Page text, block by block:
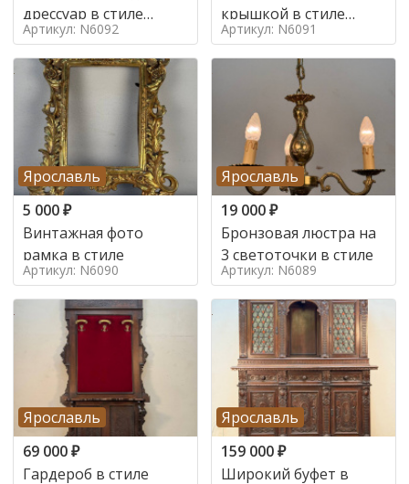
дрессуар в стиле
ренессанс,
Артикул: N6092
крышкой в стиле
Италия,
Артикул: N6091
Ярославль
5 000₽
Винтажная фото
рамка в стиле
Артикул: N6090
Ярославль
19 000₽
Бронзовая люстра на
3 светоточки в стиле
Артикул: N6089
Ярославль
69 000₽
Гардероб в стиле
Ярославль
159 000₽
Широкий буфет в